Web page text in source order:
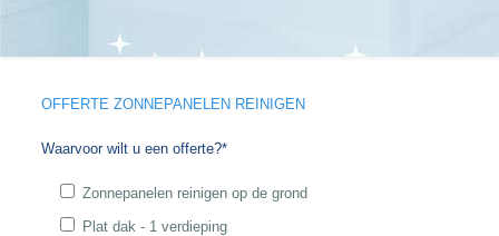
OFFERTE ZONNEPANELEN REINIGEN
Waarvoor wilt u een offerte?*
Zonnepanelen reinigen op de grond
Plat dak - 1 verdieping